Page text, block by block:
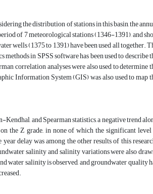
the distribution of stations in this basin, the
of 7 meteorological stations (1346-1391), and
wells (1375 to 1391) have been used all together.
in SPSS software has been used to describe
correlation analyses were also used to determine
Information System (GIS) was also used to map
and Spearman statistics, a negative trend
the Z grade,, in none of which the significant
delay was among the other results of this
salinity and salinity variations were also
water salinity is observed, and groundwater quality